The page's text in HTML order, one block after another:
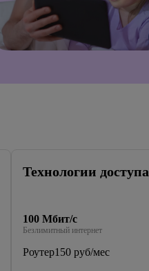
Технологии доступа
100 Мбит/с
Безлимитный интернет
Роутер150 руб/мес